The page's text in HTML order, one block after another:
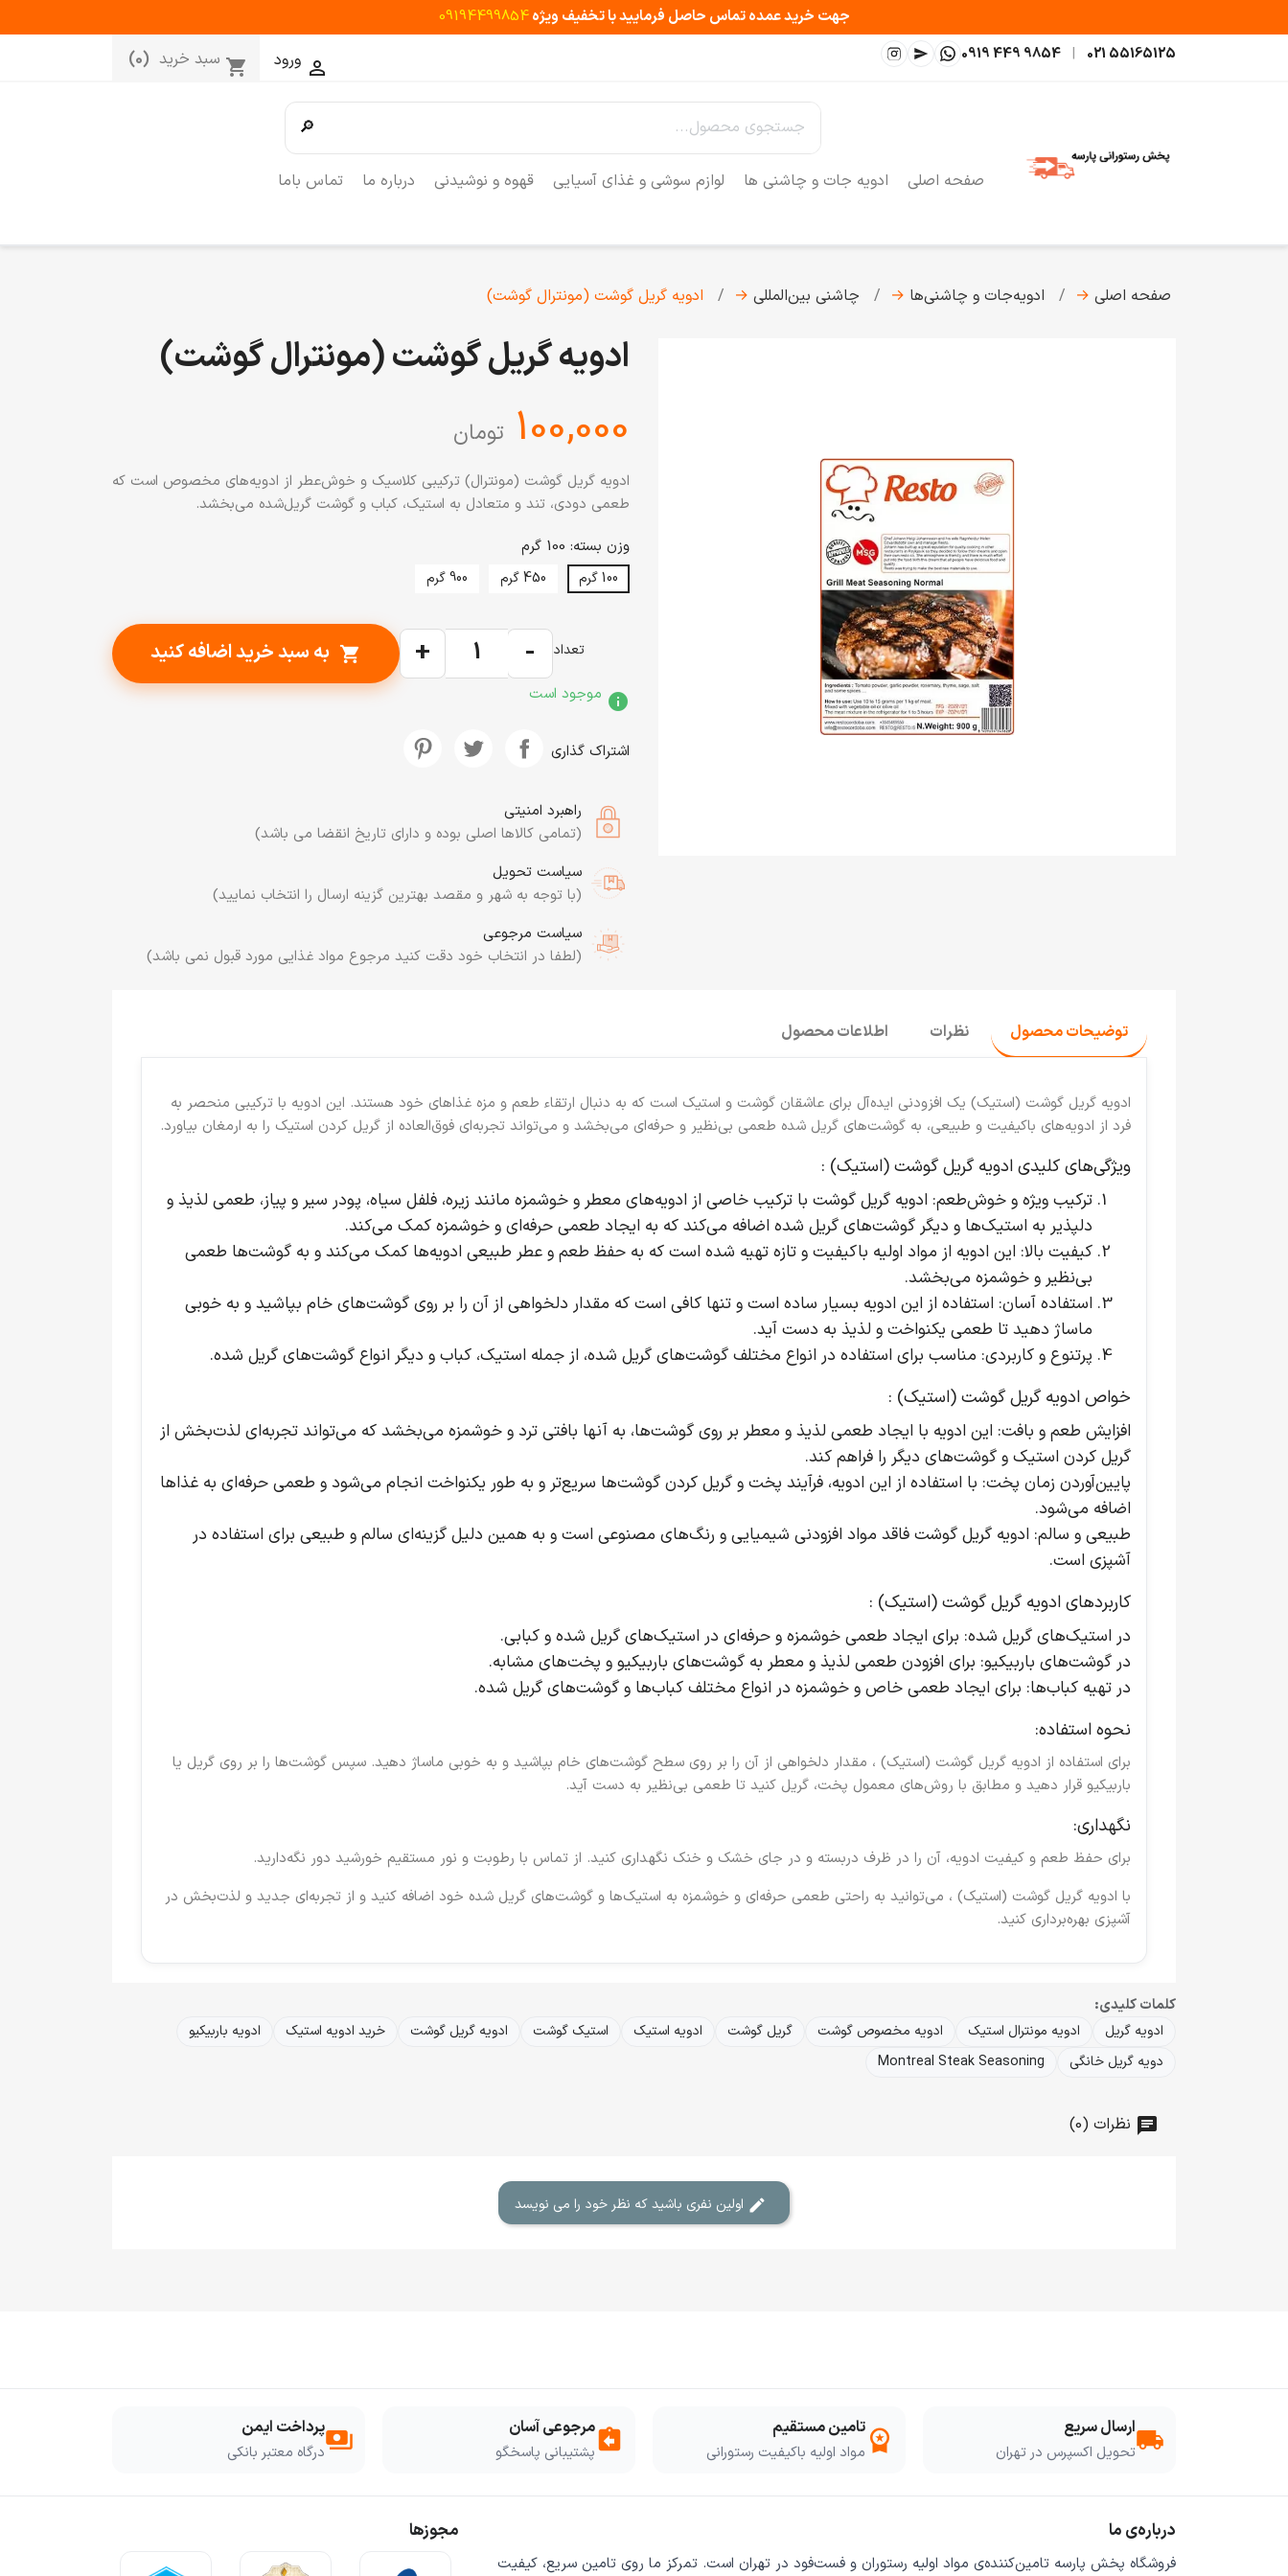
جهت خرید عمده تماس حاصل فرمایید با تخفیف ویژه09194499854
021 55165125
|
0919 449 9854
 ورود shopping_cart سبد خرید (0)
🔎
صفحه اصلی ادویه جات و چاشنی ها لوازم سوشی و غذای آسیایی قهوه و نوشیدنی درباره ما تماس باما
صفحه اصلی → ادویه‌جات و چاشنی‌ها → چاشنی‌ بین‌المللی → ادویه گریل گوشت (مونترال گوشت)
ادویه گریل گوشت (مونترال گوشت)
‎100,000 تومان
ادویه گریل گوشت (مونترال) ترکیبی کلاسیک و خوش‌عطر از ادویه‌های مخصوص است که
طعمی دودی، تند و متعادل به استیک، کباب و گوشت گریل‌شده می‌بخشد.
وزن بسته: 100 گرم
100 گرم 450 گرم 900 گرم
تعداد -
+
shopping_cart به سبد خرید اضافه کنید
info موجود است
اشتراک گذاری
راهبرد امنیتی
(تمامی کالاها اصلی بوده و دارای تاریخ انقضا می باشد)
سیاست تحویل
(با توجه به شهر و مقصد بهترین گزینه ارسال را انتخاب نمایید)
سیاست مرجوعی
(لطفا در انتخاب خود دقت کنید مرجوع مواد غذایی مورد قبول نمی باشد)
توضیحات محصول نظرات اطلاعات محصول
ادویه گریل گوشت (استیک) یک افزودنی ایده‌آل برای عاشقان گوشت و استیک است که به دنبال ارتقاء طعم و مزه غذاهای خود هستند. این ادویه با ترکیبی منحصر به
فرد از ادویه‌های باکیفیت و طبیعی، به گوشت‌های گریل شده طعمی بی‌نظیر و حرفه‌ای می‌بخشد و می‌تواند تجربه‌ای فوق‌العاده از گریل کردن استیک را به ارمغان بیاورد.
ویژگی‌های کلیدی ادویه گریل گوشت (استیک) :
ترکیب ویژه و خوش‌طعم: ادویه گریل گوشت با ترکیب خاصی از ادویه‌های معطر و خوشمزه مانند زیره، فلفل سیاه، پودر سیر و پیاز، طعمی لذیذ و
دلپذیر به استیک‌ها و دیگر گوشت‌های گریل شده اضافه می‌کند که به ایجاد طعمی حرفه‌ای و خوشمزه کمک می‌کند.
کیفیت بالا: این ادویه از مواد اولیه باکیفیت و تازه تهیه شده است که به حفظ طعم و عطر طبیعی ادویه‌ها کمک می‌کند و به گوشت‌ها طعمی
بی‌نظیر و خوشمزه می‌بخشد.
استفاده آسان: استفاده از این ادویه بسیار ساده است و تنها کافی است که مقدار دلخواهی از آن را بر روی گوشت‌های خام بپاشید و به خوبی
ماساژ دهید تا طعمی یکنواخت و لذیذ به دست آید.
پرتنوع و کاربردی: مناسب برای استفاده در انواع مختلف گوشت‌های گریل شده، از جمله استیک، کباب و دیگر انواع گوشت‌های گریل شده.
خواص ادویه گریل گوشت (استیک) :
افزایش طعم و بافت: این ادویه با ایجاد طعمی لذیذ و معطر بر روی گوشت‌ها، به آنها بافتی ترد و خوشمزه می‌بخشد که می‌تواند تجربه‌ای لذت‌بخش از
گریل کردن استیک و گوشت‌های دیگر را فراهم کند.
پایین‌آوردن زمان پخت: با استفاده از این ادویه، فرآیند پخت و گریل کردن گوشت‌ها سریع‌تر و به طور یکنواخت انجام می‌شود و طعمی حرفه‌ای به غذاها
اضافه می‌شود.
طبیعی و سالم: ادویه گریل گوشت فاقد مواد افزودنی شیمیایی و رنگ‌های مصنوعی است و به همین دلیل گزینه‌ای سالم و طبیعی برای استفاده در
آشپزی است.
کاربردهای ادویه گریل گوشت (استیک) :
در استیک‌های گریل شده: برای ایجاد طعمی خوشمزه و حرفه‌ای در استیک‌های گریل شده و کبابی.
در گوشت‌های باربیکیو: برای افزودن طعمی لذیذ و معطر به گوشت‌های باربیکیو و پخت‌های مشابه.
در تهیه کباب‌ها: برای ایجاد طعمی خاص و خوشمزه در انواع مختلف کباب‌ها و گوشت‌های گریل شده.
نحوه استفاده:
برای استفاده از ادویه گریل گوشت (استیک) ، مقدار دلخواهی از آن را بر روی سطح گوشت‌های خام بپاشید و به خوبی ماساژ دهید. سپس گوشت‌ها را بر روی گریل یا
باربیکیو قرار دهید و مطابق با روش‌های معمول پخت، گریل کنید تا طعمی بی‌نظیر به دست آید.
نگهداری:
برای حفظ طعم و کیفیت ادویه، آن را در ظرف دربسته و در جای خشک و خنک نگهداری کنید. از تماس با رطوبت و نور مستقیم خورشید دور نگه‌دارید.
با ادویه گریل گوشت (استیک) ، می‌توانید به راحتی طعمی حرفه‌ای و خوشمزه به استیک‌ها و گوشت‌های گریل شده خود اضافه کنید و از تجربه‌ای جدید و لذت‌بخش در
آشپزی بهره‌برداری کنید.
کلمات کلیدی:
ادویه گریل ادویه مونترال استیک ادویه مخصوص گوشت گریل گوشت ادویه استیک استیک گوشت ادویه گریل گوشت خرید ادویه استیک
ادویه باربیکیو
دویه گریل خانگی
Montreal Steak Seasoning
نظرات (0)
local_shippingارسال سریع
تحویل اکسپرس در تهران workspace_premium تامین مستقیم
مواد اولیه باکیفیت رستورانی assignment_returnمرجوعی آسان
پشتیبانی پاسخگو paymentsپرداخت ایمن
درگاه معتبر بانکی
درباره‌ی ما
فروشگاه پخش پارسه تامین‌کننده‌ی مواد اولیه رستوران و فست‌فود در تهران است. تمرکز ما روی تامین سریع، کیفیت
مجوزها